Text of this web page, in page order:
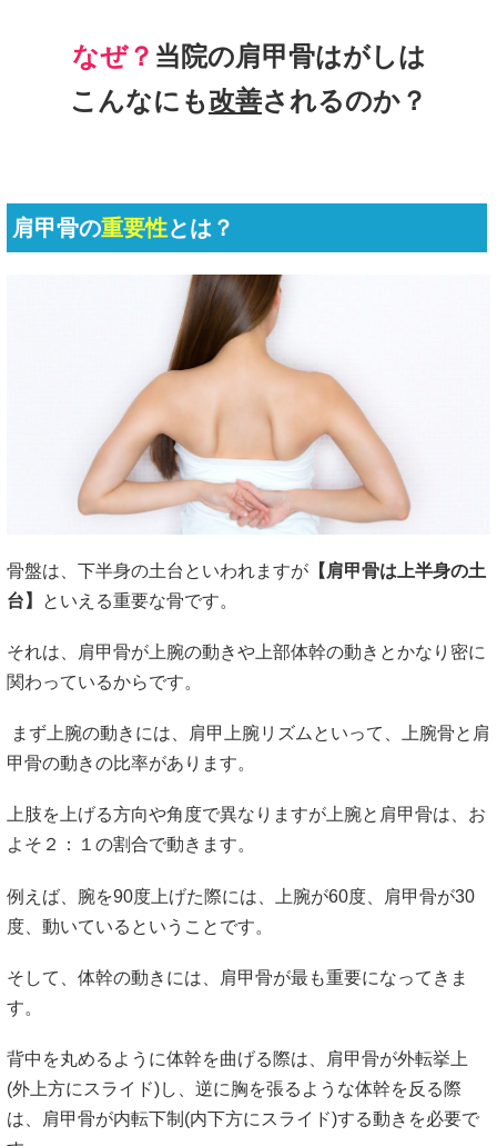
なぜ？ 当院の肩甲骨はがしは
こんなにも改善されるのか？
肩甲骨の重要性とは？
骨盤は、下半身の土台といわれますが 【肩甲骨は上半身の土
台】
といえる重要な骨です。
それは、肩甲骨が上腕の動きや上部体幹の動きとかなり密に
関わっているからです。
まず上腕の動きには、肩甲上腕リズムといって、上腕骨と肩
甲骨の動きの比率があります。
上肢を上げる方向や角度で異なりますが上腕と肩甲骨は、お
よそ２：１の割合で動きます。
例えば、腕を90度上げた際には、上腕が60度、肩甲骨が30
度、動いているということです。
そして、体幹の動きには、肩甲骨が最も重要になってきま
す。
背中を丸めるように体幹を曲げる際は、肩甲骨が外転挙上
(外上方にスライド)し、逆に胸を張るような体幹を反る際
は、肩甲骨が内転下制(内下方にスライド)する動きを必要で